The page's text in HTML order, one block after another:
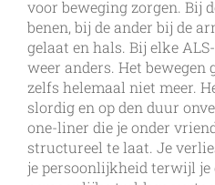
voor beweging zorgen. Bij
benen, bij de ander bij de
gelaat en hals. Bij elke
weer anders. Het
zelfs helemaal niet meer.
slordig en op den duur
one-liner die je onder
structureel te laat. Je
je persoonlijkheid terwijl je